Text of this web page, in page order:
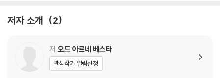
략적 목표 | 기술 발전의 영향?
제3장: 전쟁의 원인
1914년, 폭풍전야 | 사라예보의 총성 | 선전포고 | 번지는 불길 | 일차대전
저자 소개 2
저 오드 아르네 베스타
관심작가 알림신청